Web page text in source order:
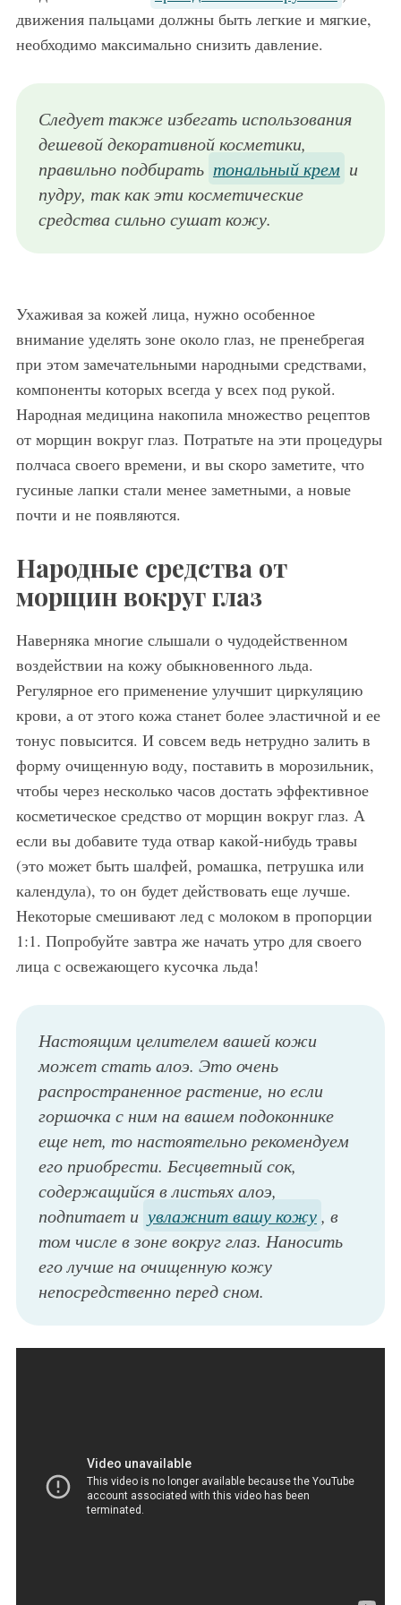
движения пальцами должны быть легкие и мягкие,
необходимо максимально снизить давление.
Следует также избегать использования
дешевой декоративной косметики,
правильно подбирать тональный крем и
пудру, так как эти косметические
средства сильно сушат кожу.
Ухаживая за кожей лица, нужно особенное
внимание уделять зоне около глаз, не пренебрегая
при этом замечательными народными средствами,
компоненты которых всегда у всех под рукой.
Народная медицина накопила множество рецептов
от морщин вокруг глаз. Потратьте на эти процедуры
полчаса своего времени, и вы скоро заметите, что
гусиные лапки стали менее заметными, а новые
почти и не появляются.
Народные средства от
морщин вокруг глаз
Наверняка многие слышали о чудодейственном
воздействии на кожу обыкновенного льда.
Регулярное его применение улучшит циркуляцию
крови, а от этого кожа станет более эластичной и ее
тонус повысится. И совсем ведь нетрудно залить в
форму очищенную воду, поставить в морозильник,
чтобы через несколько часов достать эффективное
косметическое средство от морщин вокруг глаз. А
если вы добавите туда отвар какой-нибудь травы
(это может быть шалфей, ромашка, петрушка или
календула), то он будет действовать еще лучше.
Некоторые смешивают лед с молоком в пропорции
1:1. Попробуйте завтра же начать утро для своего
лица с освежающего кусочка льда!
Настоящим целителем вашей кожи
может стать алоэ. Это очень
распространенное растение, но если
горшочка с ним на вашем подоконнике
еще нет, то настоятельно рекомендуем
его приобрести. Бесцветный сок,
содержащийся в листьях алоэ,
подпитает и увлажнит вашу кожу, в
том числе в зоне вокруг глаз. Наносить
его лучше на очищенную кожу
непосредственно перед сном.